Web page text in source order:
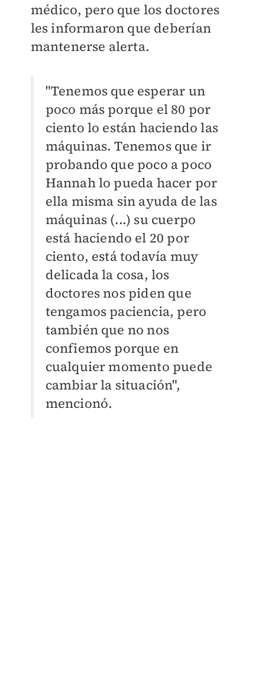
médico, pero que los doctores
les informaron que deberían
mantenerse alerta.
"Tenemos que esperar un
poco más porque el 80 por
ciento lo están haciendo las
máquinas. Tenemos que ir
probando que poco a poco
Hannah lo pueda hacer por
ella misma sin ayuda de las
máquinas (...) su cuerpo
está haciendo el 20 por
ciento, está todavía muy
delicada la cosa, los
doctores nos piden que
tengamos paciencia, pero
también que no nos
confiemos porque en
cualquier momento puede
cambiar la situación",
mencionó.